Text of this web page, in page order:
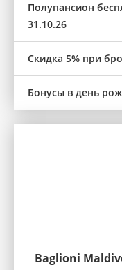
Полупансион
31.10.26
Скидка 5% при
Бонусы в день
Baglioni